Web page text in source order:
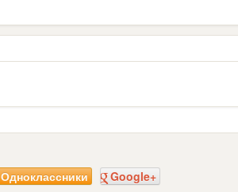
Одноклассники Google+